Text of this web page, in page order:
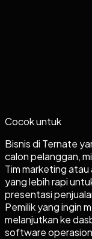
Cocok untuk
Bisnis di Ternate
calon pelanggan,
Tim marketing
yang lebih rapi
presentasi
Pemilik yang ingin
melanjutkan ke
software